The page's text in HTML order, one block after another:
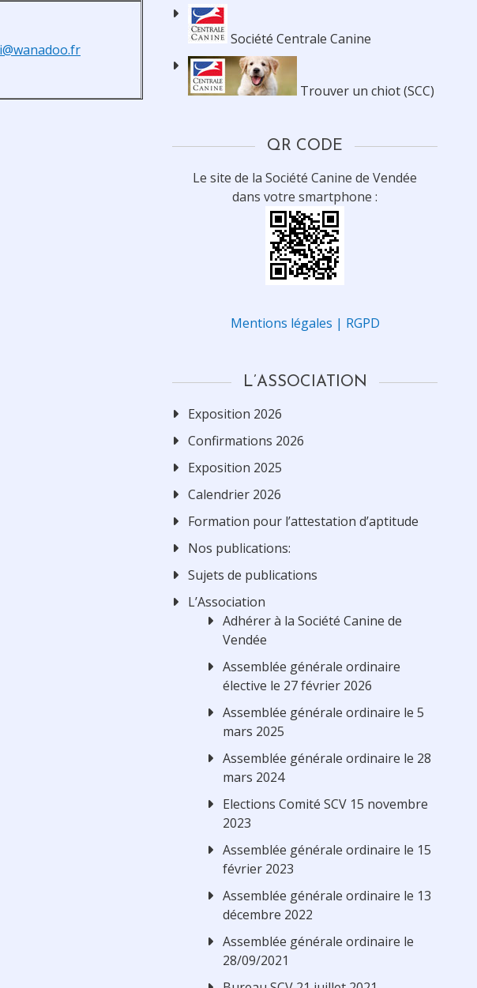
Société Centrale Canine
Trouver un chiot (SCC)
QR CODE
Le site de la Société Canine de Vendée
dans votre smartphone :
Mentions légales | RGPD
L’ASSOCIATION
Exposition 2026
Confirmations 2026
Exposition 2025
Calendrier 2026
Formation pour l’attestation d’aptitude
Nos publications:
Sujets de publications
L’Association
Adhérer à la Société Canine de
Vendée
Assemblée générale ordinaire
élective le 27 février 2026
Assemblée générale ordinaire le 5
mars 2025
Assemblée générale ordinaire le 28
mars 2024
Elections Comité SCV 15 novembre
2023
Assemblée générale ordinaire le 15
février 2023
Assemblée générale ordinaire le 13
décembre 2022
Assemblée générale ordinaire le
28/09/2021